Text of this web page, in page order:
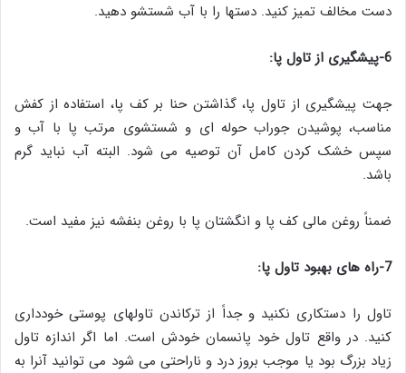
دست مخالف تمیز کنید. دستها را با آب شستشو دهید.
6-پیشگیری از تاول پا:
جهت پیشگیری از تاول پا، گذاشتن حنا بر کف پا، استفاده از کفش
مناسب، پوشیدن جوراب حوله ای و شستشوی مرتب پا با آب و
سپس خشک کردن کامل آن توصیه می شود. البته آب نباید گرم
باشد.
ضمناً روغن مالی کف پا و انگشتان پا با روغن بنفشه نیز مفید است.
7-راه های بهبود تاول پا:
تاول را دستکاری نکنید و جداً از ترکاندن تاولهای پوستی خودداری
کنید. در واقع تاول خود پانسمان خودش است. اما اگر اندازه تاول
زیاد بزرگ بود یا موجب بروز درد و ناراحتی می شود می توانید آنرا به